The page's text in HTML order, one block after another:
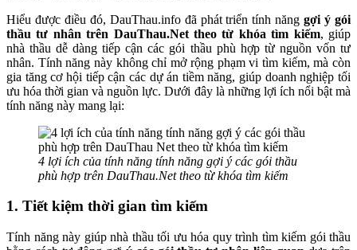
Hiểu được điều đó, DauThau.info đã phát triển tính nănggợi ý gói
thầu tư nhân trên DauThau.Net theo từ khóa tìm kiếm, giúp
nhà thầu dễ dàng tiếp cận các gói thầu phù hợp từ nguồn vốn tư
nhân. Tính năng này không chỉ mở rộng phạm vi tìm kiếm, mà còn
gia tăng cơ hội tiếp cận các dự án tiềm năng, giúp doanh nghiệp tối
ưu hóa thời gian và nguồn lực. Dưới đây là những lợi ích nổi bật mà
tính năng này mang lại:
4 lợi ích của tính năng tính năng gợi ý các gói thầu
phù hợp trên DauThau.Net theo từ khóa tìm kiếm
1. Tiết kiệm thời gian tìm kiếm
Tính năng này giúp nhà thầu tối ưu hóa quy trình tìm kiếm gói thầu